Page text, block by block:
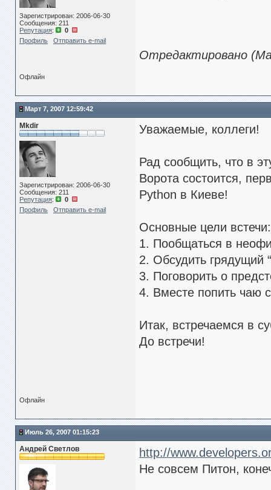
Зарегистрирован: 2006-06-30
Сообщения: 211
Репутация:
0
Профиль
Отправить e-mail
Отредактировано
Офлайн
Март 7, 2007 12:59:42
Mkdir
Зарегистрирован: 2006-06-30
Сообщения: 211
Репутация:
0
Профиль
Отправить e-mail
Уважаемые, коллеги!
Рад сообщить, что в
Ворота состоится,
Python в Киеве!
Основные цели встечи:
1. Пообщаться в
2. Обсудить грядущий
3. Поговорить о
4. Вместе попить чаю
Итак, встречаемся в
До встречи!
Офлайн
Июль 26, 2007 01:15:23
Андрей Светлов
http://
Не совсем Питон,